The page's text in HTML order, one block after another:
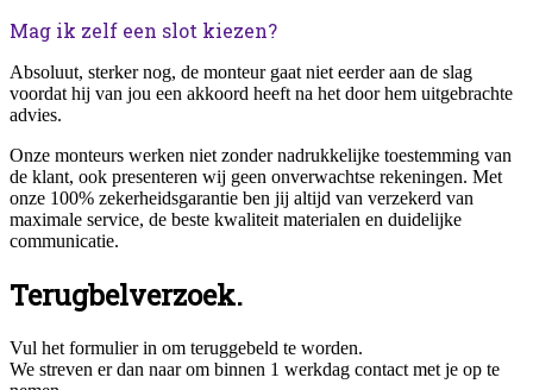
Mag ik zelf een slot kiezen?
Absoluut, sterker nog, de monteur gaat niet eerder aan de slag
voordat hij van jou een akkoord heeft na het door hem uitgebrachte
advies.
Onze monteurs werken niet zonder nadrukkelijke toestemming van
de klant, ook presenteren wij geen onverwachtse rekeningen. Met
onze 100% zekerheidsgarantie ben jij altijd van verzekerd van
maximale service, de beste kwaliteit materialen en duidelijke
communicatie.
Terugbelverzoek.
Vul het formulier in om teruggebeld te worden.
We streven er dan naar om binnen 1 werkdag contact met je op te